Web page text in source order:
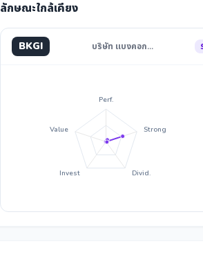
ลักษณะใกล้เคียง
BKGI บริษัท แบงคอก…
Perf.
Strong
Divid.
Invest
Value